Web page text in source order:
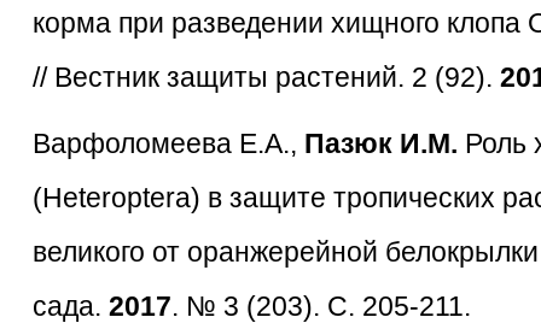
корма при разведении хищного
// Вестник защиты растений. 2 (92).
Варфоломеева Е.А., Пазюк И.М. Роль
(Heteroptera) в защите тропических
великого от оранжерейной
сада. 2017. № 3 (203). С. 205-211.